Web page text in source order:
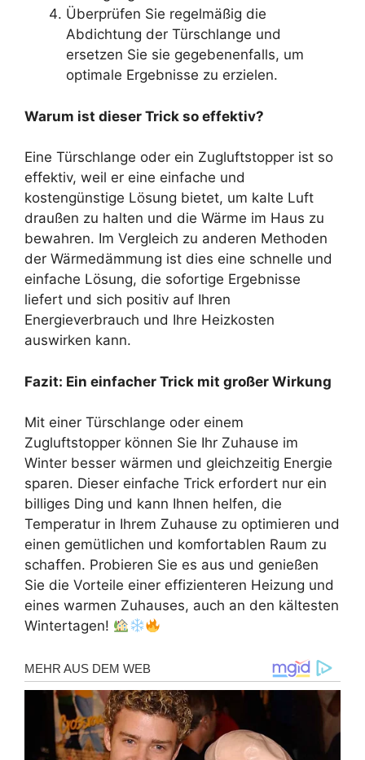
Überprüfen Sie regelmäßig die
Abdichtung der Türschlange und
ersetzen Sie sie gegebenenfalls, um
optimale Ergebnisse zu erzielen.
Warum ist dieser Trick so effektiv?
Eine Türschlange oder ein Zugluftstopper ist so
effektiv, weil er eine einfache und
kostengünstige Lösung bietet, um kalte Luft
draußen zu halten und die Wärme im Haus zu
bewahren. Im Vergleich zu anderen Methoden
der Wärmedämmung ist dies eine schnelle und
einfache Lösung, die sofortige Ergebnisse
liefert und sich positiv auf Ihren
Energieverbrauch und Ihre Heizkosten
auswirken kann.
Fazit: Ein einfacher Trick mit großer Wirkung
Mit einer Türschlange oder einem
Zugluftstopper können Sie Ihr Zuhause im
Winter besser wärmen und gleichzeitig Energie
sparen. Dieser einfache Trick erfordert nur ein
billiges Ding und kann Ihnen helfen, die
Temperatur in Ihrem Zuhause zu optimieren und
einen gemütlichen und komfortablen Raum zu
schaffen. Probieren Sie es aus und genießen
Sie die Vorteile einer effizienteren Heizung und
eines warmen Zuhauses, auch an den kältesten
Wintertagen!